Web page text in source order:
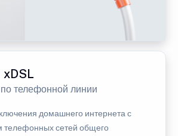
xDSL
телефонной линии
домашнего интернета с
телефонных сетей общего